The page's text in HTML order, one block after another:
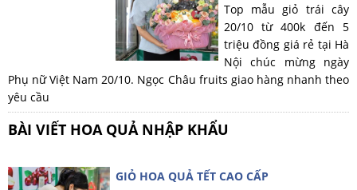
Top mẫu giỏ trái cây
20/10 từ 400k đến 5
triệu đồng giá rẻ tại Hà
Nội chúc mừng ngày
Phụ nữ Việt Nam 20/10. Ngọc Châu fruits giao hàng nhanh theo
yêu cầu
BÀI VIẾT HOA QUẢ NHẬP KHẨU
GIỎ HOA QUẢ TẾT CAO CẤP